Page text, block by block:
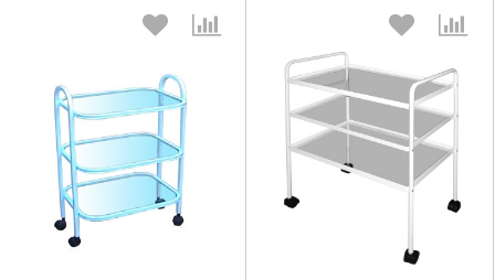
Выберите количество: Выберите количество: